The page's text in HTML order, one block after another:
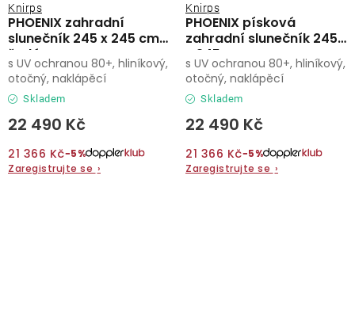
PHOENIX zahradní
slunečník 245 x 245 cm
šedá
Knirps
Skladem
22 490 Kč
21 366 Kč−5%
Zaregistrujte se ›
s UV ochranou 80+, hliníkový,
otočný, naklápěcí
PHOENIX písková
zahradní slunečník 245
x 245 cm
Knirps
Skladem
22 490 Kč
21 366 Kč−5%
Zaregistrujte se ›
s UV ochranou 80+, hliníkový,
otočný, naklápěcí